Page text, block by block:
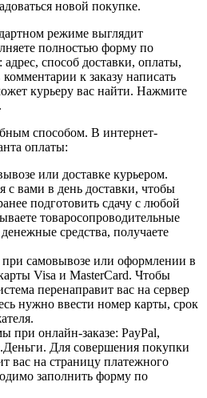
новой покупке.
режиме выглядит
полностью форму по
способ доставки, оплаты,
к заказу написать
курьеру вас найти. Нажмите
способом. В интернет-
оплаты:
или доставке курьером.
с вами в день доставки, чтобы
подготовить сдачу с любой
товаросопроводительные
средства, получаете
при самовывозе или оформлении в
Visa и MasterCard. Чтобы
перенаправит вас на сервер
нужно ввести номер карты, срок
при онлайн-заказе: PayPal,
Для совершения покупки
вас на страницу платежного
заполнить форму по